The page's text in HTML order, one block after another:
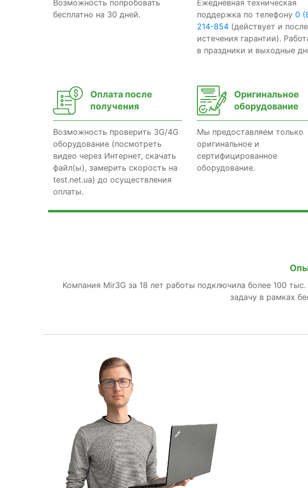
Возможность попробовать
бесплатно на 30 дней.
Ежедневная техническая
поддержка по телефону 0
214-854 (действует и после
истечения гарантии).
в праздники и выходные
Оплата после
получения
Возможность проверить 3G/4G
оборудование (посмотреть
видео через Интернет, скачать
файл(ы), замерить скорость на
test.net.ua) до осуществления
оплаты.
Оригинальное
оборудование
Мы предоставляем только
оригинальное и
сертифицированное
оборудование.
Компания Mir3G за 18 лет работы подключила более 100
задачу в рамках